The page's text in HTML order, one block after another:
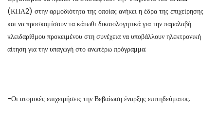
(ΚΠΑ2) στην αρμοδιότητα της οποίας ανήκει η έδρα της επιχείρησης
και να προσκομίσουν τα κάτωθι δικαιολογητικά για την παραλαβή
κλειδαρίθμου προκειμένου στη συνέχεια να υποβάλλουν ηλεκτρονική
αίτηση για την υπαγωγή στο ανωτέρω πρόγραμμα:
-Οι ατομικές επιχειρήσεις την Βεβαίωση έναρξης επιτηδεύματος.